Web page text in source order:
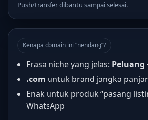
Push/transfer dibantu sampai selesai.
Kenapa domain ini “nendang”?
Frasa niche yang jelas: Peluang
.com untuk brand jangka
Enak untuk produk “pasang
WhatsApp